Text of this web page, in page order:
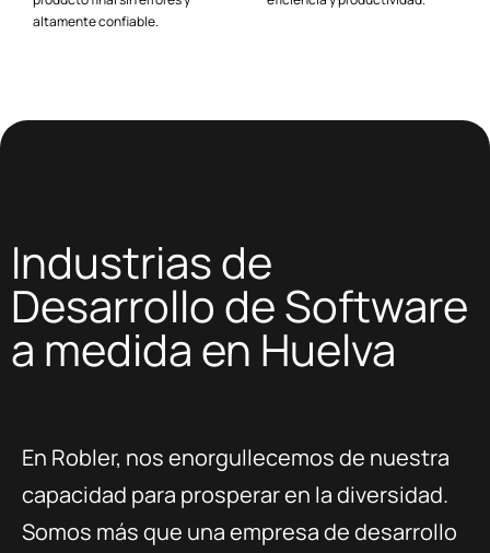
altamente confiable.
Industrias de
Desarrollo de Software
a medida en Huelva
En Robler, nos enorgullecemos de nuestra
capacidad para prosperar en la diversidad.
Somos más que una empresa de desarrollo